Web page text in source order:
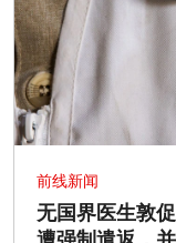
前线新闻
无国界医生敦